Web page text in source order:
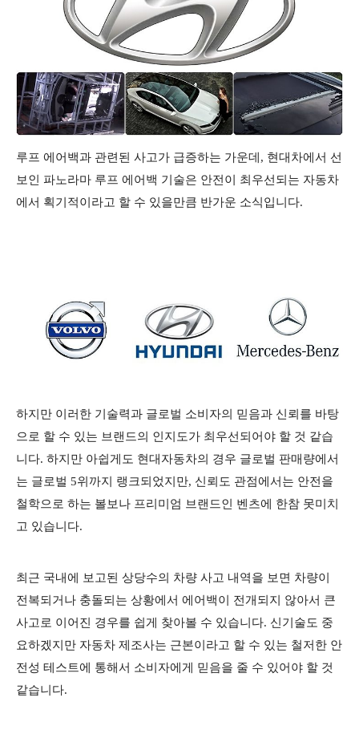
루프 에어백과 관련된 사고가 급증하는 가운데, 현대차에서 선
보인 파노라마 루프 에어백 기술은 안전이 최우선되는 자동차
에서 획기적이라고 할 수 있을만큼 반가운 소식입니다.
하지만 이러한 기술력과 글로벌 소비자의 믿음과 신뢰를 바탕
으로 할 수 있는 브랜드의 인지도가 최우선되어야 할 것 같습
니다. 하지만 아쉽게도 현대자동차의 경우 글로벌 판매량에서
는 글로벌 5위까지 랭크되었지만, 신뢰도 관점에서는 안전을
철학으로 하는 볼보나 프리미엄 브랜드인 벤츠에 한참 못미치
고 있습니다.
최근 국내에 보고된 상당수의 차량 사고 내역을 보면 차량이
전복되거나 충돌되는 상황에서 에어백이 전개되지 않아서 큰
사고로 이어진 경우를 쉽게 찾아볼 수 있습니다. 신기술도 중
요하겠지만 자동차 제조사는 근본이라고 할 수 있는 철저한 안
전성 테스트에 통해서 소비자에게 믿음을 줄 수 있어야 할 것
같습니다.